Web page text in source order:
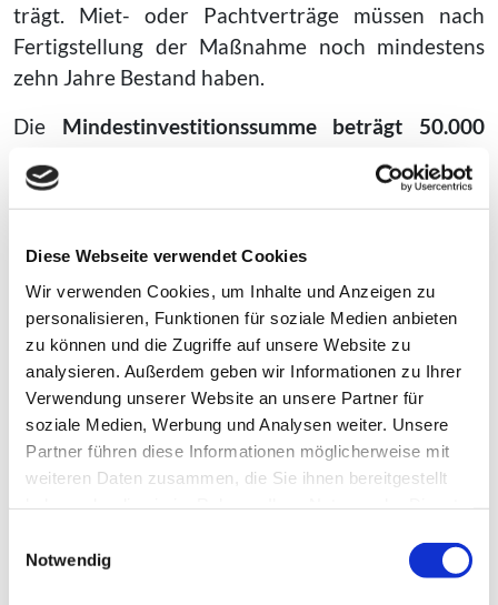
Diese Webseite verwendet Cookies
Wir verwenden Cookies, um Inhalte und Anzeigen zu
personalisieren, Funktionen für soziale Medien anbieten
zu können und die Zugriffe auf unsere Website zu
analysieren. Außerdem geben wir Informationen zu Ihrer
Verwendung unserer Website an unsere Partner für
soziale Medien, Werbung und Analysen weiter. Unsere
Partner führen diese Informationen möglicherweise mit
weiteren Daten zusammen, die Sie ihnen bereitgestellt
Cookies, wenn Sie unsere Webseite weiterhin nutzen.
Notwendig
trägt. Miet- oder Pachtverträge müssen nach
Fertigstellung der Maßnahme noch mindestens
zehn Jahre Bestand haben.
Die Mindestinvestitionssumme beträgt 50.000
. Je nach Projektgröße sind Förderquoten
zwischen
möglich. Bei
liegt die Förderquote bei pauschal 50 Prozent -
nicht mehr.
Das Interessenbekundungsverfahren startet
voraussichtlich ab
1. Juni 2026
über das
Förderportal des Landessportbundes NRW. Ab
September 2026soll die Antragstellung über
„foerderplan.web“ möglich sein.
Sportvereine mit konkreten Vorhaben sollten
Kostenschätzung, klare Eigentums-, Erbbau-,